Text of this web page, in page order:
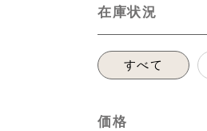
在庫状況
すべて
価格